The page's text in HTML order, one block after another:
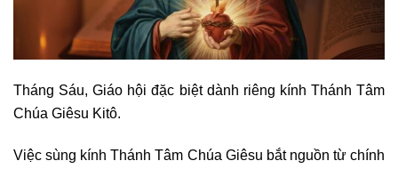
Tháng Sáu, Giáo hội đặc biệt dành riêng kính Thánh Tâm
Chúa Giêsu Kitô.
Việc sùng kính Thánh Tâm Chúa Giêsu bắt nguồn từ chính